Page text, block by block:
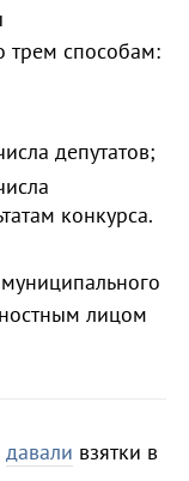
трем способам:
депутатов;
конкурса.
лицом
давали взятки в